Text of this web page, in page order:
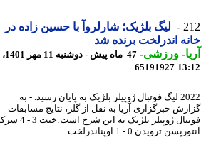
لیگ بلژیک؛ شارلروآ با حسین زاده در
اندرلخت برنده شد
-ورزشی-
47 ماه پیش - دوشنبه 11 مهر 1401،
65191927
2022 لیگ فوتبال ژوپیلر بلژیک به پایان رسید. - به
خبرگزاری آریا به نقل از گلز، نتایج مسابقات
ترویدن 0 - 1 اوپناندرلخت ...